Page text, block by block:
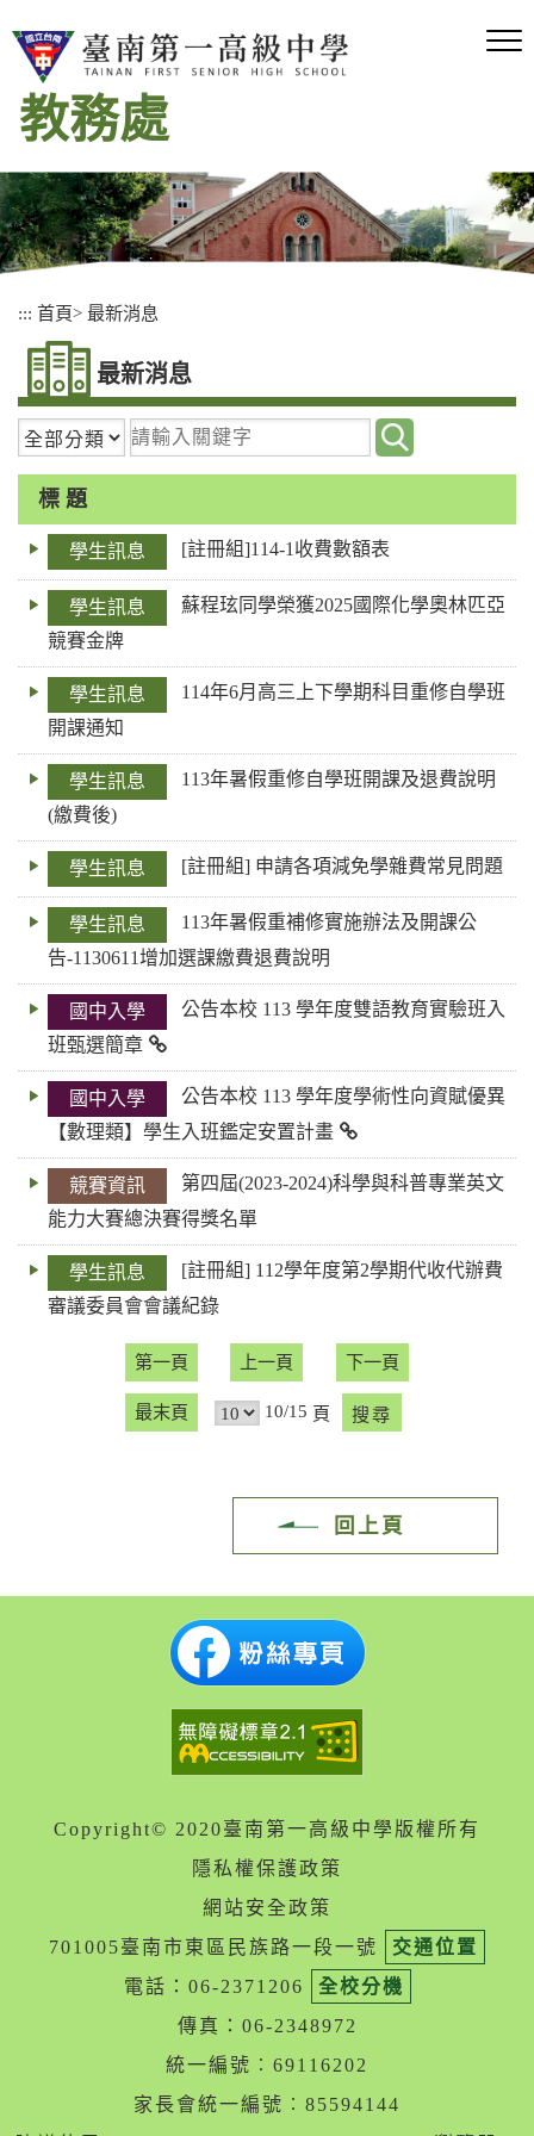
到
區
塊
教務處
::: 首頁> 最新消息
最新消息
請
輸
關
鍵
字
標 題
學生訊息 [註冊組]114-1收費數額表
學生訊息
蘇程玹同學榮獲2025國際化學奧林匹亞
競賽金牌
學生訊息
114年6月高三上下學期科目重修自學班
開課通知
學生訊息
113年暑假重修自學班開課及退費說明
(繳費後)
學生訊息 [註冊組] 申請各項減免學雜費常見問題
學生訊息
113年暑假重補修實施辦法及開課公
告-1130611增加選課繳費退費說明
國中入學
公告本校 113 學年度雙語教育實驗班入
班甄選簡章
國中入學
公告本校 113 學年度學術性向資賦優異
【數理類】學生入班鑑定安置計畫
競賽資訊
第四屆(2023-2024)科學與科普專業英文
能力大賽總決賽得獎名單
學生訊息
[註冊組] 112學年度第2學期代收代辦費
審議委員會會議紀錄
第一頁 上一頁 下一頁
最末頁 10/15 頁
回上頁
Copyright© 2020臺南第一高級中學版權所有
隱私權保護政策
網站安全政策
701005臺南市東區民族路一段一號
交通位置
電話：06-2371206
全校分機
傳真：06-2348972
統一編號︰69116202
家長會統一編號︰85594144